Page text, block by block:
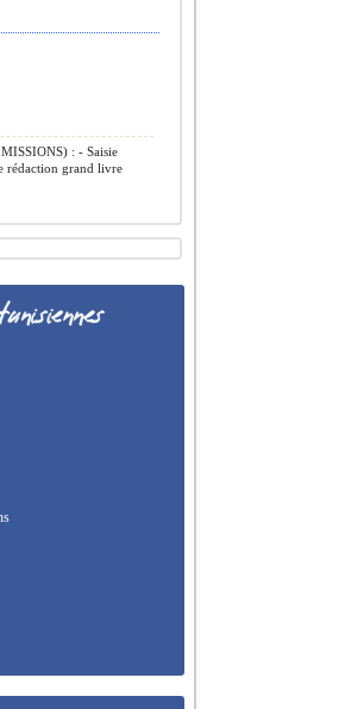
: - Saisie
rédaction grand livre